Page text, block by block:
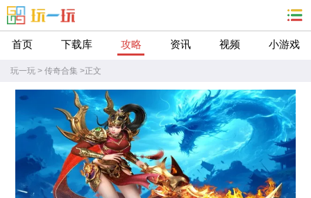
首页 下载库 攻略 资讯 视频 小游戏
玩一玩 > 传奇合集 >正文